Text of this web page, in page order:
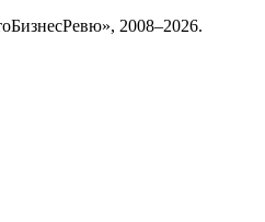
2008–2026.